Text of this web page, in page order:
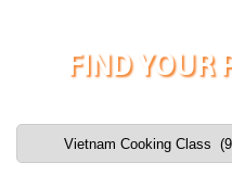
FIND YOUR